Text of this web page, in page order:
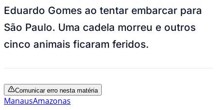
Eduardo Gomes ao tentar embarcar para
São Paulo. Uma cadela morreu e outros
cinco animais ficaram feridos.
Comunicar erro nesta matéria
ManausAmazonas